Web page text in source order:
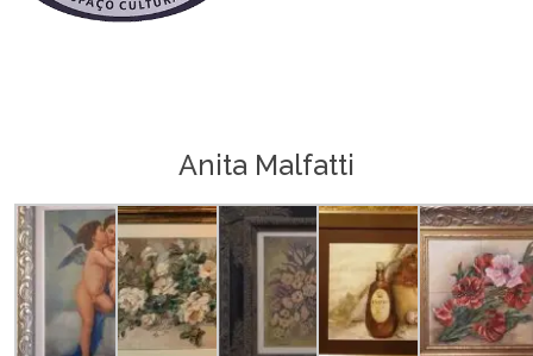
Anita Malfatti